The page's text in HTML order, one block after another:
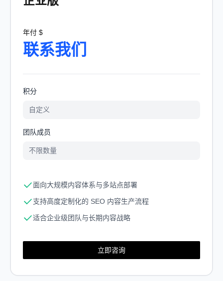
年付 $
联系我们
积分
自定义
团队成员
不限数量
面向大规模内容体系与多站点部署
支持高度定制化的 SEO 内容生产流程
适合企业级团队与长期内容战略
立即咨询